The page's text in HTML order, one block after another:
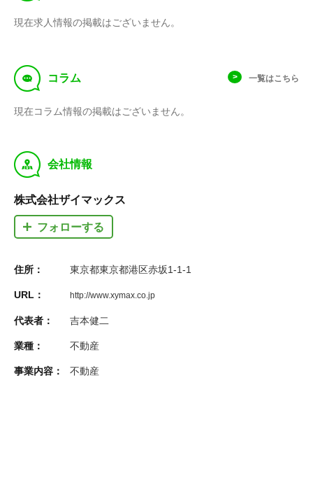
現在求人情報の掲載はございません。
f コラム 一覧はこちら
現在コラム情報の掲載はございません。
y 会社情報
株式会社ザイマックス
フォローする
住所： 東京都東京都港区赤坂1-1-1
URL： http://www.xymax.co.jp
代表者： 吉本健二
業種： 不動産
事業内容： 不動産